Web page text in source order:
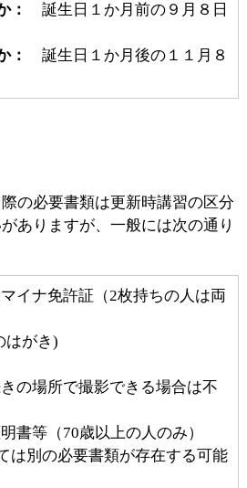
：
誕生日１か月前の９月８日
：
誕生日１か月後の１１月８
の必要書類は更新時講習の区分
ありますが、一般には次の通り
イナ免許証（2枚持ちの人は両
はがき)
の場所で撮影できる場合は不
書等（70歳以上の人のみ）
は別の必要書類が存在する可能